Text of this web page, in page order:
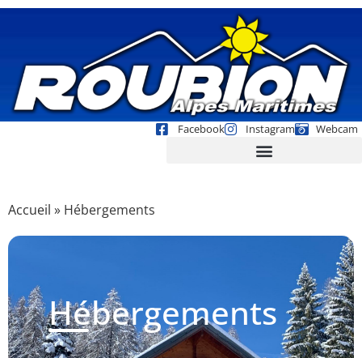
Facebook Instagram Webcam
Accueil » Hébergements
Hébergements